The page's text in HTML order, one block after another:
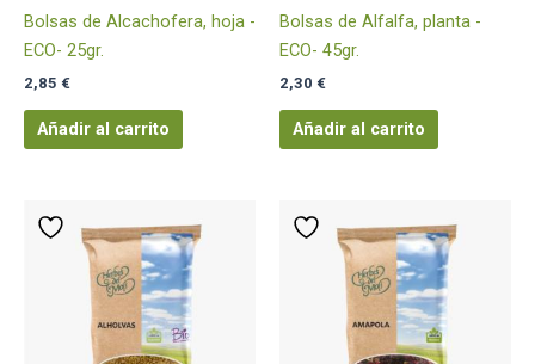
Bolsas de Alcachofera, hoja -
ECO- 25gr.
2,85 €
Añadir al carrito
Bolsas de Alfalfa, planta -
ECO- 45gr.
2,30 €
Añadir al carrito